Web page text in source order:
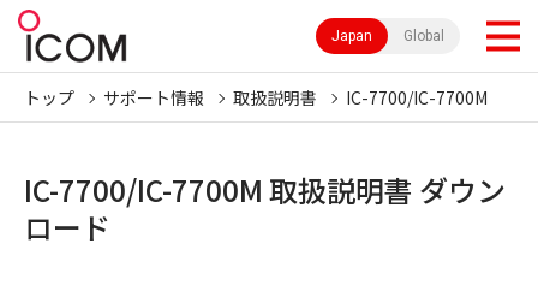
Japan Global
トップ サポート情報 取扱説明書 IC-7700/IC-7700M
IC-7700/IC-7700M 取扱説明書 ダウン
ロード